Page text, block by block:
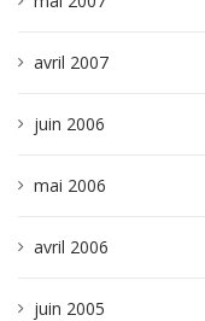
avril 2007
juin 2006
mai 2006
avril 2006
juin 2005